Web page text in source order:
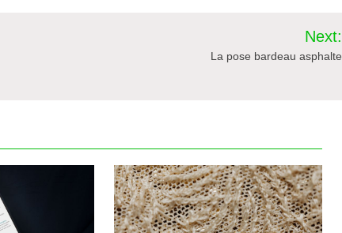
Next:
La pose bardeau asphalte